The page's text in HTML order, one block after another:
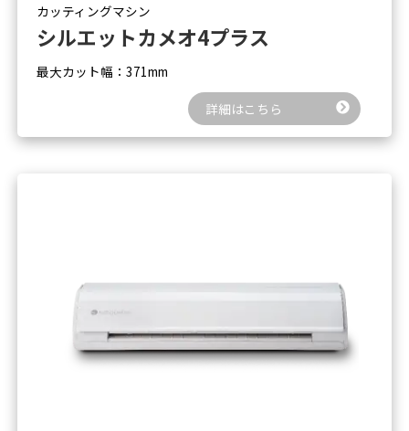
カッティングマシン
シルエットカメオ4プラス
最大カット幅：371mm
詳細はこちら